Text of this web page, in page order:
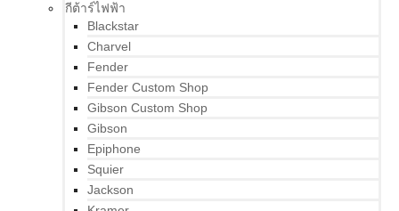
กีต้าร์ไฟฟ้า
Blackstar
Charvel
Fender
Fender Custom Shop
Gibson Custom Shop
Gibson
Epiphone
Squier
Jackson